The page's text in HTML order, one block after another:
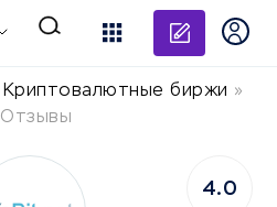
Криптовалютные биржи »
Отзывы
4.0